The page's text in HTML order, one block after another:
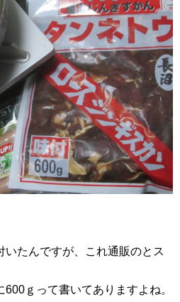
たんですが、これ通販のとス
ｇって書いてありますよね。